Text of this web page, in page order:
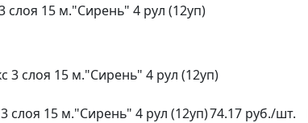
слоя 15 м."Сирень" 4 рул (12уп)
3 слоя 15 м."Сирень" 4 рул (12уп)
слоя 15 м."Сирень" 4 рул (12уп)74.17 руб./шт.